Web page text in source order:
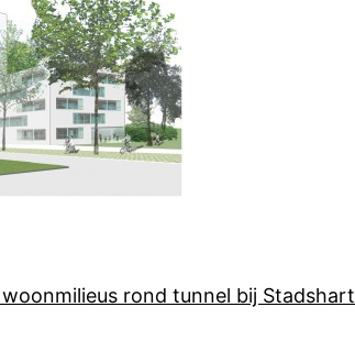
rond tunnel bij Stadshart